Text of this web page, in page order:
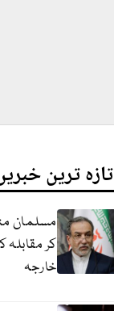
تازہ ترین
مسلمان
کر مقابلہ
خارجہ